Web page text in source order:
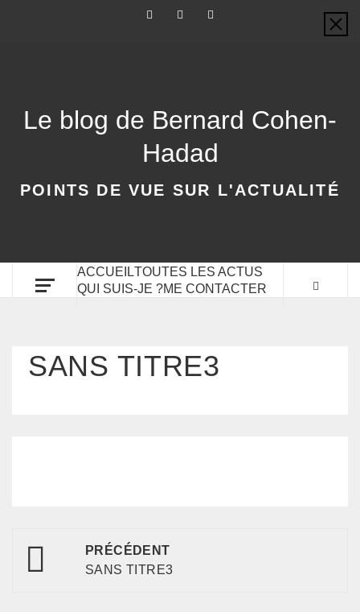
Le blog de Bernard Cohen-
Hadad
POINTS DE VUE SUR L'ACTUALITÉ
ACCUEILTOUTES LES ACTUS
QUI SUIS-JE ?ME CONTACTER
SANS TITRE3
PRÉCÉDENT
SANS TITRE3